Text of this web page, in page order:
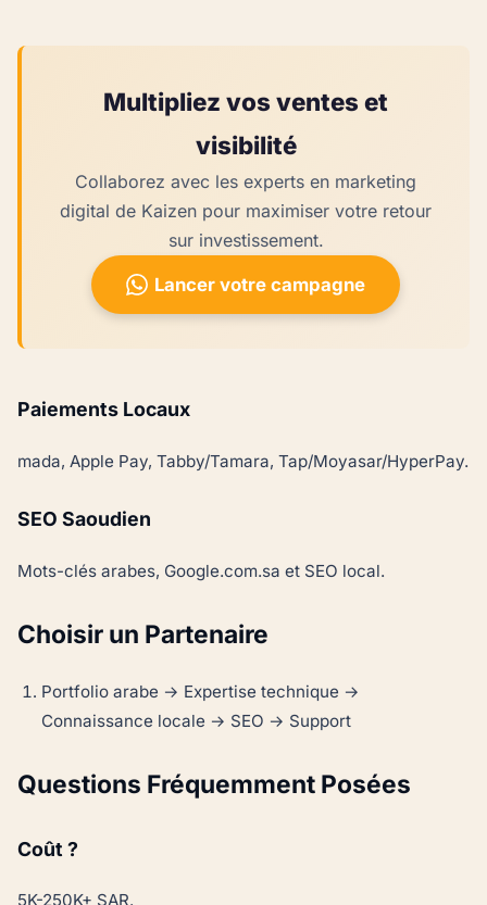
Multipliez vos ventes et
visibilité
Collaborez avec les experts en marketing
digital de Kaizen pour maximiser votre retour
sur investissement.
Lancer votre campagne
Paiements Locaux
mada, Apple Pay, Tabby/Tamara, Tap/Moyasar/HyperPay.
SEO Saoudien
Mots-clés arabes, Google.com.sa et SEO local.
Choisir un Partenaire
Portfolio arabe → Expertise technique →
Connaissance locale → SEO → Support
Questions Fréquemment Posées
Coût ?
5K-250K+ SAR.